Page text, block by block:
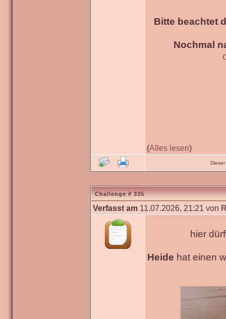
Bitte beachtet
Nochmal
(Alles lesen)
Challenge # 335
Verfasst am 11.07.2026, 21:21 von
hier
Heide hat einen